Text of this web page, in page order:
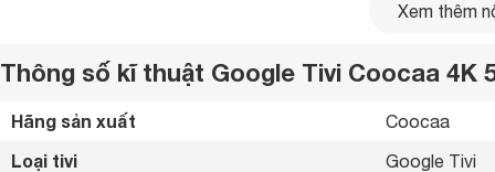
Xem thêm
Thông số kĩ thuật Google Tivi Coocaa 4K
Hãng sản xuất Coocaa
Loại tivi Google Tivi